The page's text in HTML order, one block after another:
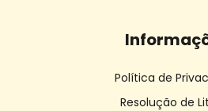
Política de
Resolução de